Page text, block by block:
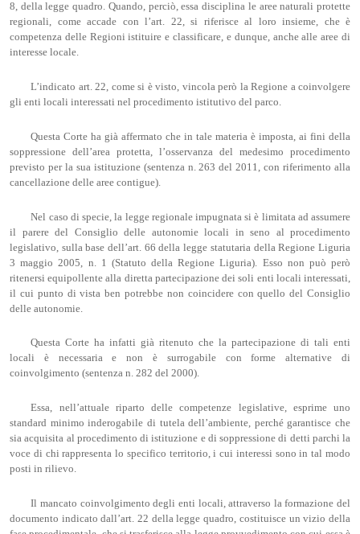
8, della legge quadro. Quando, perciò, essa disciplina le aree naturali protette
regionali, come accade con l’art. 22, si riferisce al loro insieme, che è
competenza delle Regioni istituire e classificare, e dunque, anche alle aree di
interesse locale.
L’indicato art. 22, come si è visto, vincola però la Regione a coinvolgere
gli enti locali interessati nel procedimento istitutivo del parco.
Questa Corte ha già affermato che in tale materia è imposta, ai fini della
soppressione dell’area protetta, l’osservanza del medesimo procedimento
previsto per la sua istituzione (sentenza n. 263 del 2011, con riferimento alla
cancellazione delle aree contigue).
Nel caso di specie, la legge regionale impugnata si è limitata ad assumere
il parere del Consiglio delle autonomie locali in seno al procedimento
legislativo, sulla base dell’art. 66 della legge statutaria della Regione Liguria
3 maggio 2005, n. 1 (Statuto della Regione Liguria). Esso non può però
ritenersi equipollente alla diretta partecipazione dei soli enti locali interessati,
il cui punto di vista ben potrebbe non coincidere con quello del Consiglio
delle autonomie.
Questa Corte ha infatti già ritenuto che la partecipazione di tali enti
locali è necessaria e non è surrogabile con forme alternative di
coinvolgimento (sentenza n. 282 del 2000).
Essa, nell’attuale riparto delle competenze legislative, esprime uno
standard minimo inderogabile di tutela dell’ambiente, perché garantisce che
sia acquisita al procedimento di istituzione e di soppressione di detti parchi la
voce di chi rappresenta lo specifico territorio, i cui interessi sono in tal modo
posti in rilievo.
Il mancato coinvolgimento degli enti locali, attraverso la formazione del
documento indicato dall’art. 22 della legge quadro, costituisce un vizio della